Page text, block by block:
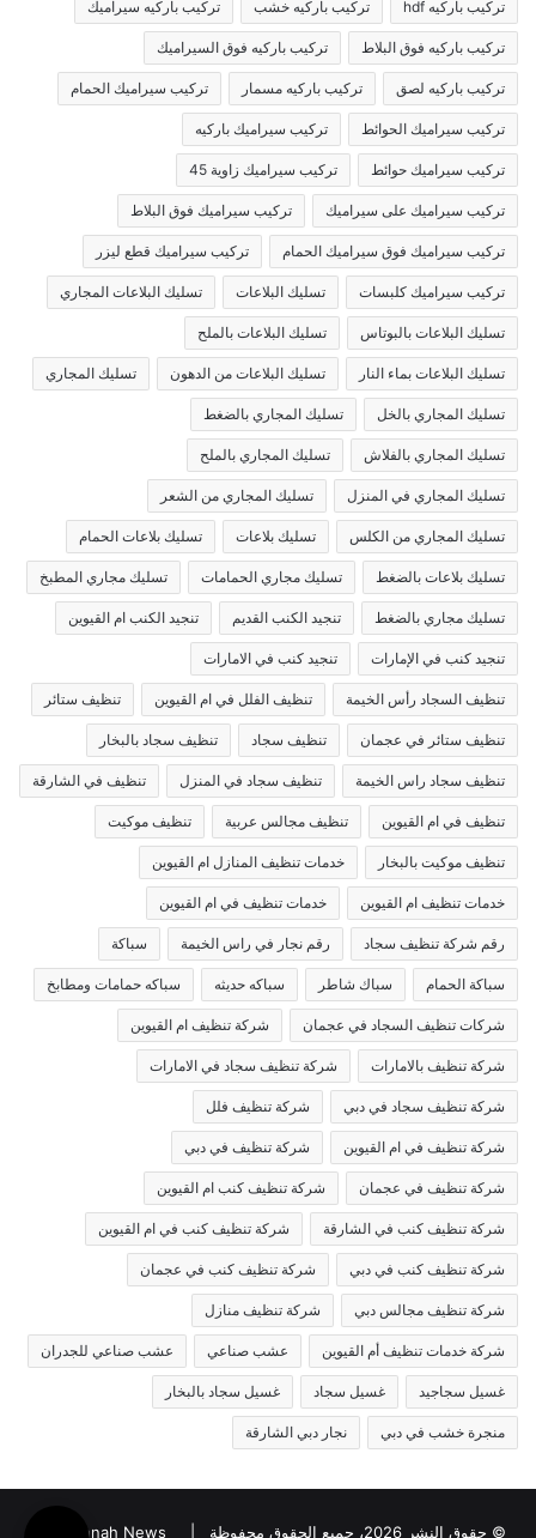
تركيب باركيه hdf تركيب باركيه خشب تركيب باركيه سيراميك
تركيب باركيه فوق البلاط تركيب باركيه فوق السيراميك
تركيب باركيه لصق تركيب باركيه مسمار تركيب سيراميك الحمام
تركيب سيراميك الحوائط تركيب سيراميك باركيه
تركيب سيراميك حوائط تركيب سيراميك زاوية 45
تركيب سيراميك على سيراميك تركيب سيراميك فوق البلاط
تركيب سيراميك فوق سيراميك الحمام تركيب سيراميك قطع ليزر
تركيب سيراميك كلبسات تسليك البلاعات تسليك البلاعات المجاري
تسليك البلاعات بالبوتاس تسليك البلاعات بالملح
تسليك البلاعات بماء النار تسليك البلاعات من الدهون تسليك المجاري
تسليك المجاري بالخل تسليك المجاري بالضغط
تسليك المجاري بالفلاش تسليك المجاري بالملح
تسليك المجاري في المنزل تسليك المجاري من الشعر
تسليك المجاري من الكلس تسليك بلاعات تسليك بلاعات الحمام
تسليك بلاعات بالضغط تسليك مجاري الحمامات تسليك مجاري المطبخ
تسليك مجاري بالضغط تنجيد الكنب القديم تنجيد الكنب ام القيوين
تنجيد كنب في الإمارات تنجيد كنب في الامارات
تنظيف السجاد رأس الخيمة تنظيف الفلل في ام القيوين تنظيف ستائر
تنظيف ستائر في عجمان تنظيف سجاد تنظيف سجاد بالبخار
تنظيف سجاد راس الخيمة تنظيف سجاد في المنزل تنظيف في الشارقة
تنظيف في ام القيوين تنظيف مجالس عربية تنظيف موكيت
تنظيف موكيت بالبخار خدمات تنظيف المنازل ام القيوين
خدمات تنظيف ام القيوين خدمات تنظيف في ام القيوين
رقم شركة تنظيف سجاد رقم نجار في راس الخيمة سباكة
سباكة الحمام سباك شاطر سباكه حديثه سباكه حمامات ومطابخ
شركات تنظيف السجاد في عجمان شركة تنظيف ام القيوين
شركة تنظيف بالامارات شركة تنظيف سجاد في الامارات
شركة تنظيف سجاد في دبي شركة تنظيف فلل
شركة تنظيف في ام القيوين شركة تنظيف في دبي
شركة تنظيف في عجمان شركة تنظيف كنب ام القيوين
شركة تنظيف كنب في الشارقة شركة تنظيف كنب في ام القيوين
شركة تنظيف كنب في دبي شركة تنظيف كنب في عجمان
شركة تنظيف مجالس دبي شركة تنظيف منازل
شركة خدمات تنظيف أم القيوين عشب صناعي عشب صناعي للجدران
غسيل سجاجيد غسيل سجاد غسيل سجاد بالبخار
منجرة خشب في دبي نجار دبي الشارقة
© حقوق النشر 2026، جميع الحقوق محفوظة |